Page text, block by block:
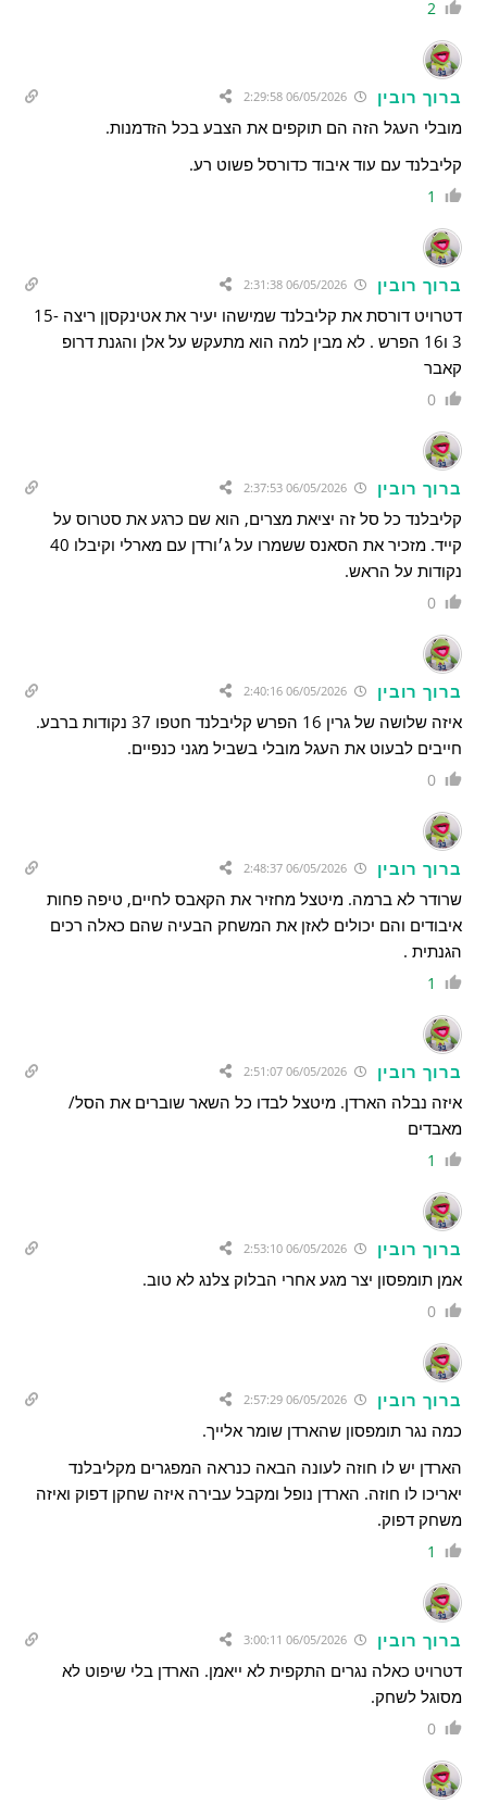
2
ברוך רובין 06/05/2026 2:29:58
מובלי העגל הזה הם תוקפים את הצבע בכל הזדמנות.
קליבלנד עם עוד איבוד כדורסל פשוט רע.
1
ברוך רובין 06/05/2026 2:31:38
דטרויט דורסת את קליבלנד שמישהו יעיר את אטינקסןן ריצה 15-
3 ו16 הפרש . לא מבין למה הוא מתעקש על אלן והגנת דרופ
קאבר
0
ברוך רובין 06/05/2026 2:37:53
קליבלנד כל סל זה יציאת מצרים, הוא שם כרגע את סטרוס על
קייד. מזכיר את הסאנס ששמרו על ג׳ורדן עם מארלי וקיבלו 40
נקודות על הראש.
0
ברוך רובין 06/05/2026 2:40:16
איזה שלושה של גרין 16 הפרש קליבלנד חטפו 37 נקודות ברבע.
חייבים לבעוט את העגל מובלי בשביל מגני כנפיים.
0
ברוך רובין 06/05/2026 2:48:37
שרודר לא ברמה. מיטצל מחזיר את הקאבס לחיים, טיפה פחות
איבודים והם יכולים לאזן את המשחק הבעיה שהם כאלה רכים
הגנתית .
1
ברוך רובין 06/05/2026 2:51:07
איזה נבלה הארדן. מיטצל לבדו כל השאר שוברים את הסל/
מאבדים
1
ברוך רובין 06/05/2026 2:53:10
אמן תומפסון יצר מגע אחרי הבלוק צלנג לא טוב.
0
ברוך רובין 06/05/2026 2:57:29
כמה נגר תומפסון שהארדן שומר אלייך.
הארדן יש לו חוזה לעונה הבאה כנראה המפגרים מקליבלנד
יאריכו לו חוזה. הארדן נופל ומקבל עבירה איזה שחקן דפוק ואיזה
משחק דפוק.
1
ברוך רובין 06/05/2026 3:00:11
דטרויט כאלה נגרים התקפית לא ייאמן. הארדן בלי שיפוט לא
מסוגל לשחק.
0